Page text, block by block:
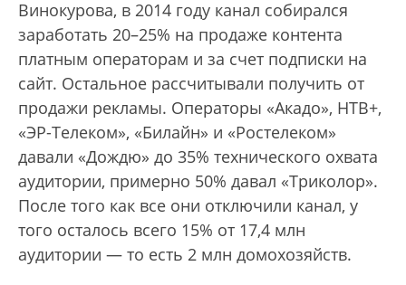
Винокурова, в 2014 году канал собирался
заработать 20–25% на продаже контента
платным операторам и за счет подписки на
сайт. Остальное рассчитывали получить от
продажи рекламы. Операторы «Акадо», НТВ+,
«ЭР-Телеком», «Билайн» и «Ростелеком»
давали «Дождю» до 35% технического охвата
аудитории, примерно 50% давал «Триколор».
После того как все они отключили канал, у
того осталось всего 15% от 17,4 млн
аудитории — то есть 2 млн домохозяйств.